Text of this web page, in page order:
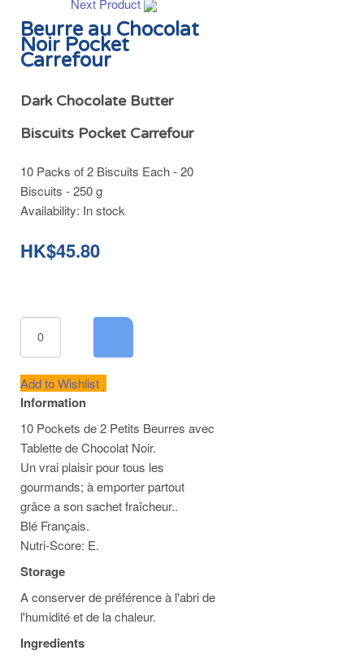
Next Product
Beurre au Chocolat
Noir Pocket
Carrefour
Dark Chocolate Butter
Biscuits Pocket Carrefour
10 Packs of 2 Biscuits Each - 20
Biscuits - 250 g
Availability: In stock
HK$45.80
Add to Wishlist
Information
10 Pockets de 2 Petits Beurres avec
Tablette de Chocolat Noir.
Un vrai plaisir pour tous les
gourmands; à emporter partout
grâce a son sachet fraîcheur..
Blé Français.
Nutri-Score: E.
Storage
A conserver de préférence à l'abri de
l'humidité et de la chaleur.
Ingredients